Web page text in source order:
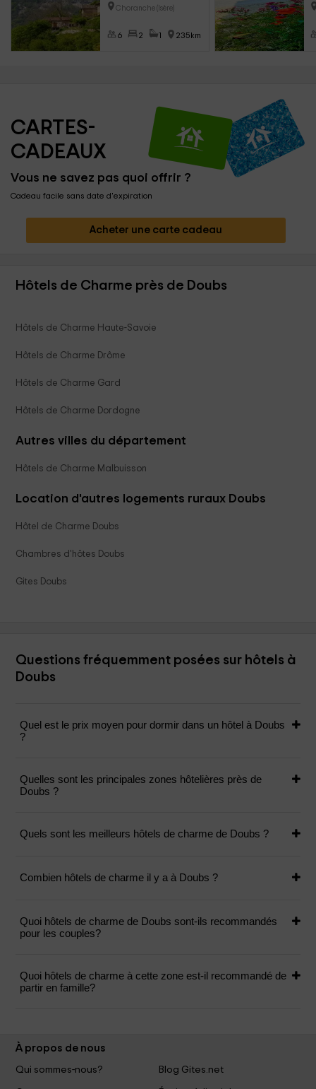
Choranche (Isère)
6 2 1 235km
CARTES-
CADEAUX
Vous ne savez pas quoi offrir ?
Cadeau facile sans date d'expiration
Acheter une carte cadeau
Hôtels de Charme près de Doubs
Hôtels de Charme Haute-Savoie
Hôtels de Charme Drôme
Hôtels de Charme Gard
Hôtels de Charme Dordogne
Autres villes du département
Hôtels de Charme Malbuisson
Location d'autres logements ruraux Doubs
Hôtel de Charme Doubs
Chambres d'hôtes Doubs
Gites Doubs
Questions fréquemment posées sur hôtels à
Doubs
Quel est le prix moyen pour dormir dans un hôtel à Doubs
?
Quelles sont les principales zones hôtelières près de
Doubs ?
Quels sont les meilleurs hôtels de charme de Doubs ?
Combien hôtels de charme il y a à Doubs ?
Quoi hôtels de charme de Doubs sont-ils recommandés
pour les couples?
Quoi hôtels de charme à cette zone est-il recommandé de
partir en famille?
À propos de nous
Qui sommes-nous?
Blog Gites.net